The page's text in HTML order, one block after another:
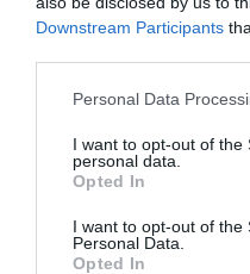
Downstream Participants
Personal Data
I want to opt-out of the
personal data.
Opted In
I want to opt-out of the
Personal Data.
Opted In